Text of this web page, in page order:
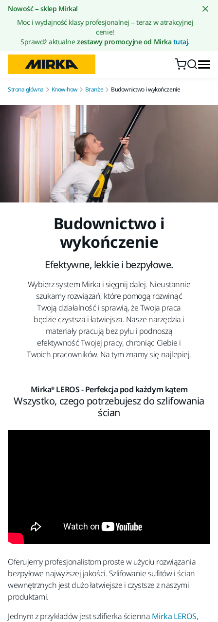
Nowość – sklep Mirka!
Moc i wydajność klasy profesjonalnej – teraz w atrakcyjnej
cenie!
Sprawdź aktualnezestawy promocyjne od Mirkatutaj.
Strona główna Know-how Branże Budownictwo i wykończenie
Budownictwo i
wykończenie
Efektywne, lekkie i bezpyłowe.
Wybierz system Mirka i sięgnij dalej. Nieustannie
szukamy rozwiązań, które pomogą rozwinąć
Twoją działalność i sprawią, że Twoja praca
będzie czystsza i łatwiejsza. Nasze narzędzia i
materiały pracują bez pyłu i podnoszą
efektywność Twojej pracy, chroniąc Ciebie i
Twoich pracowników. Na tym znamy się najlepiej.
Mirka® LEROS - Perfekcja pod każdym kątem
Wszystko, czego potrzebujesz do szlifowania
ścian
Oferujemy profesjonalistom proste w użyciu rozwiązania
bezpyłowe najwyższej jakości. Szlifowanie sufitów i ścian
wewnętrznych jest dużo łatwiejsze i czystsze z naszymi
produktami.
Jednym z przykładów jest szlifierka ścienna Mirka LEROS,